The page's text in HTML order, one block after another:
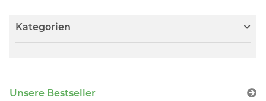
Kategorien
Unsere Bestseller